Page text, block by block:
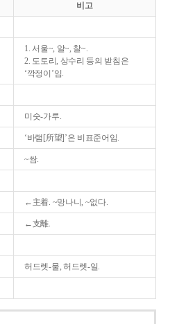
비고
1. 서울~, 알~, 찰~.
2. 도토리, 상수리 등의 받침은
‘깍정이’임.
미숫-가루.
‘바램[所望]’은 비표준어임.
~쌈.
←主着. ~망나니, ~없다.
←支離.
허드렛-물, 허드렛-일.